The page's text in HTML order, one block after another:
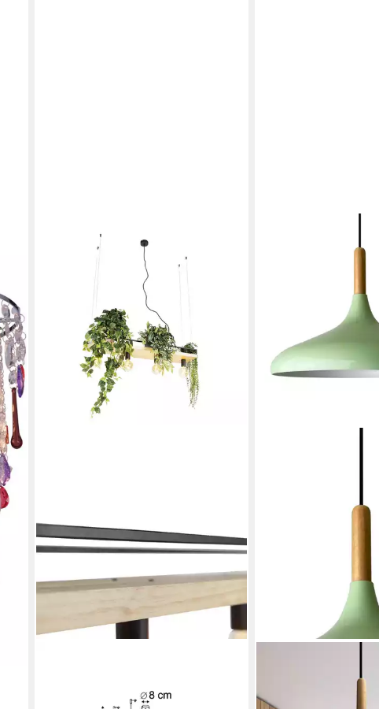
Leuchtmittel, Warmweiß, QAZQA
Pendelleuchte Bamyum
Pendelleuchte I